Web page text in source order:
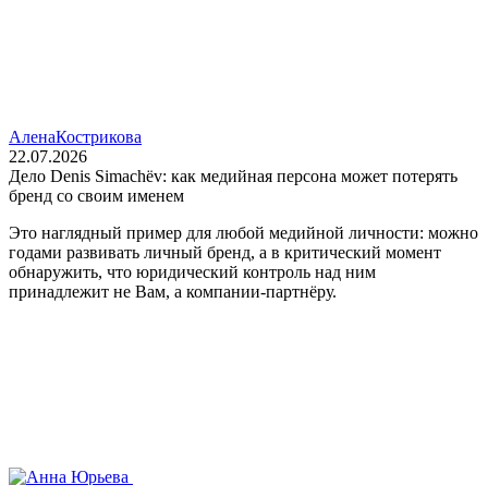
АленаКострикова
22.07.2026
Дело Denis Simachëv: как медийная персона может потерять
бренд со своим именем
Это наглядный пример для любой медийной личности: можно
годами развивать личный бренд, а в критический момент
обнаружить, что юридический контроль над ним
принадлежит не Вам, а компании‑партнёру.